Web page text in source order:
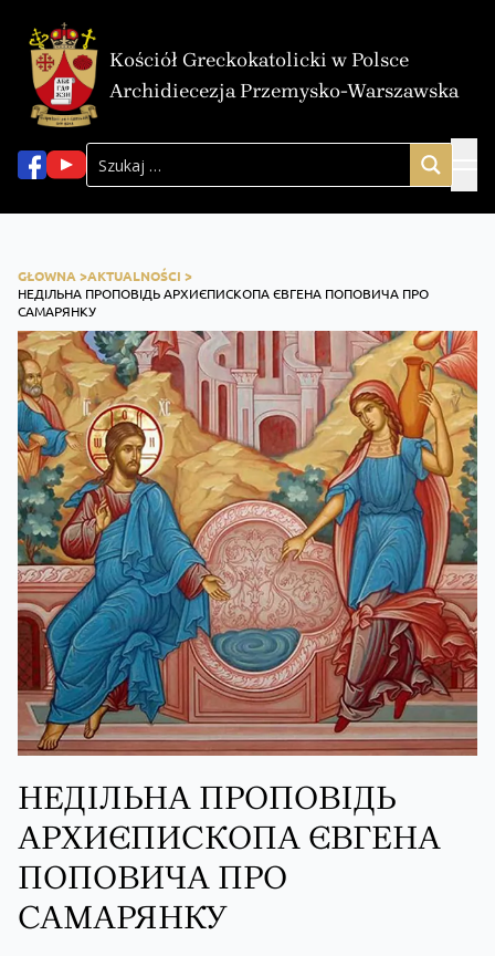
Kościół Greckokatolicki w Polsce
Archidiecezja Przemysko-Warszawska
GŁOWNA >AKTUALNOŚCI >
НЕДІЛЬНА ПРОПОВІДЬ АРХИЄПИСКОПА ЄВГЕНА ПОПОВИЧА ПРО
САМАРЯНКУ
НЕДІЛЬНА ПРОПОВІДЬ
АРХИЄПИСКОПА ЄВГЕНА
ПОПОВИЧА ПРО
САМАРЯНКУ